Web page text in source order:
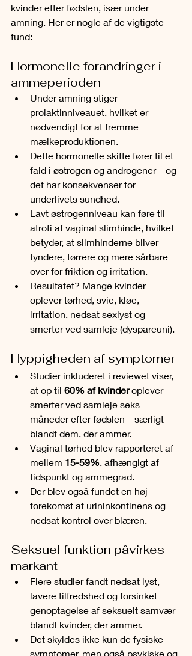
kvinder efter fødslen, især under
amning. Her er nogle af de vigtigste
fund:
Hormonelle forandringer i
ammeperioden
Under amning stiger
prolaktinniveauet, hvilket er
nødvendigt for at fremme
mælkeproduktionen.
Dette hormonelle skifte fører til et
fald i østrogen og androgener – og
det har konsekvenser for
underlivets sundhed.
Lavt østrogenniveau kan føre til
atrofi af vaginal slimhinde, hvilket
betyder, at slimhinderne bliver
tyndere, tørrere og mere sårbare
over for friktion og irritation.
Resultatet? Mange kvinder
oplever tørhed, svie, kløe,
irritation, nedsat sexlyst og
smerter ved samleje (dyspareuni).
Hyppigheden af symptomer
Studier inkluderet i reviewet viser,
at op til 60% af kvinder oplever
smerter ved samleje seks
måneder efter fødslen – særligt
blandt dem, der ammer.
Vaginal tørhed blev rapporteret af
mellem 15-59%, afhængigt af
tidspunkt og ammegrad.
Der blev også fundet en høj
forekomst af urininkontinens og
nedsat kontrol over blæren.
Seksuel funktion påvirkes
markant
Flere studier fandt nedsat lyst,
lavere tilfredshed og forsinket
genoptagelse af seksuelt samvær
blandt kvinder, der ammer.
Det skyldes ikke kun de fysiske
symptomer, men også psykiske og